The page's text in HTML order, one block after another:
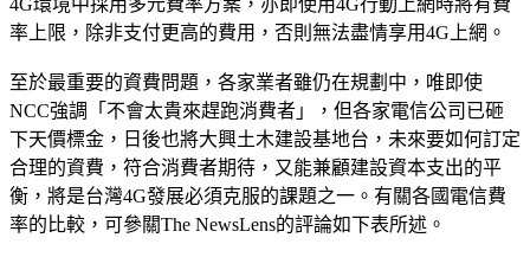
率上限，除非支付更高的費用，否則無法盡情享用4G上網。
至於最重要的資費問題，各家業者雖仍在規劃中，唯即使
NCC強調「不會太貴來趕跑消費者」，但各家電信公司已砸
下天價標金，日後也將大興土木建設基地台，未來要如何訂定
合理的資費，符合消費者期待，又能兼顧建設資本支出的平
衡，將是台灣4G發展必須克服的課題之一。有關各國電信費
率的比較，可參關The NewsLens的評論如下表所述。